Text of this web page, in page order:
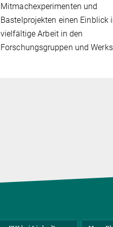
Mitmachexperimenten und
Bastelprojekten einen Einblick
vielfältige Arbeit in den
Forschungsgruppen und